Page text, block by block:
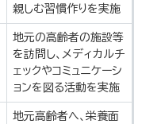
親しむ習慣作りを実施
地元の高齢者の施設等
を訪問し、メディカルチ
ェックやコミュニケーシ
ョンを図る活動を実施
地元高齢者へ、栄養面